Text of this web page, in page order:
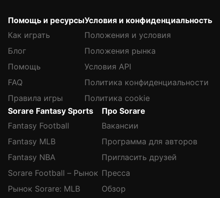
Помощь и ресурсы
Как играть
Блог
Помощь
FAQ
Правила игры
Условия и конфиденциальность
Положения и условия
Положения рынка
Условия API
Политика конфиденциальности
Политика cookie
Sorare Fantasy Sports
Fantasy Football
Fantasy MLB
Fantasy NBA
Sorare Football – Рынок
Рынок Sorare: MLB
Про Sorare
Вакансии
Программа для авторов
Пригласить друзей
Пресса
Обзор